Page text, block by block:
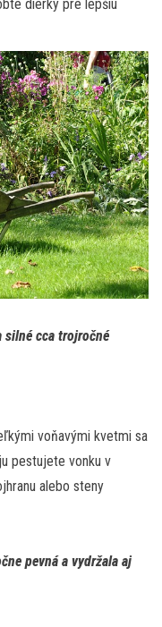
dierky pre lepšiu
silné cca trojročné
voňavými kvetmi sa
pestujete vonku v
alebo steny
pevná a vydržala aj